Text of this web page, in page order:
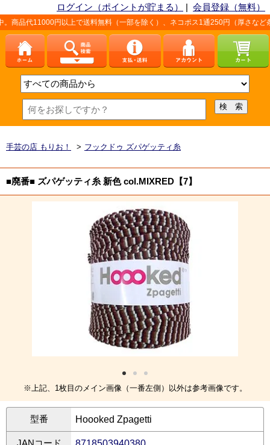
ログイン（ポイントが貯まる） | 会員登録（無料）
円以上で送料無料（一部を除く）、ネコポス1通250円（厚さなど条件あり）
手芸の店 もりお！ > フックドゥ ズパゲッティ糸
■廃番■ ズパゲッティ糸 新色 col.MIXRED【7】
※上記、1枚目のメイン画像（一番左側）以外は参考画像です。
型番 Hoooked Zpagetti